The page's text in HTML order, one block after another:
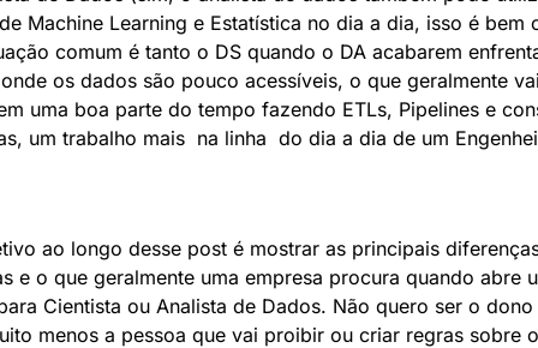
Machine Learning e Estatística no dia a dia, isso é bem
comum é tanto o DS quando o DA acabarem
os dados são pouco acessíveis, o que geralmente
uma boa parte do tempo fazendo ETLs, Pipelines e
um trabalho mais  na linha  do dia a dia de um
ao longo desse post é mostrar as principais
e o que geralmente uma empresa procura quando abre
Cientista ou Analista de Dados. Não quero ser o dono
menos a pessoa que vai proibir ou criar regras sobre